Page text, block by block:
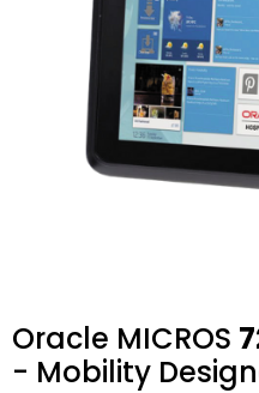
Oracle MICROS
- Mobility